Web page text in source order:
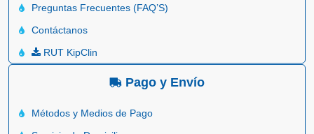
Preguntas Frecuentes (FAQ’S)
Contáctanos
RUT KipClin
Pago y Envío
Métodos y Medios de Pago